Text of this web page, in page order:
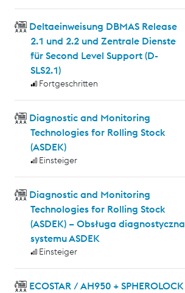
Deltaeinweisung DBMAS Release
2.1 und 2.2 und Zentrale Dienste
für Second Level Support (D-
SLS2.1)
Fortgeschritten
Diagnostic and Monitoring
Technologies for Rolling Stock
(ASDEK)
Einsteiger
Diagnostic and Monitoring
Technologies for Rolling Stock
(ASDEK) – Obsługa diagnostyczna
systemu ASDEK
Einsteiger
ECOSTAR / AH950 + SPHEROLOCK